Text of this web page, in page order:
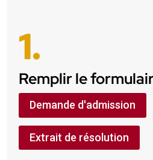
1.
Remplir le
Demande d'admission
Extrait de résolution